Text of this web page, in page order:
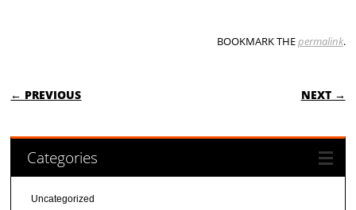
BOOKMARK THEpermalink.
POST NAVIGATION
← PREVIOUS NEXT →
Categories
Uncategorized